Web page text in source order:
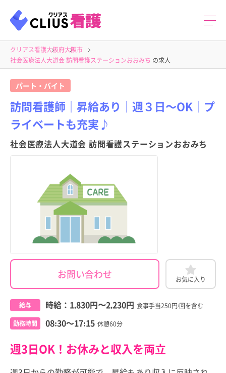
クリアス看護大阪府大阪市
社会医療法人大道会 訪問看護ステーションおおみち の求人
パート・バイト
訪問看護師｜昇給あり｜週３日～OK｜プ
ライベートも充実♪
社会医療法人大道会 訪問看護ステーションおおみち
お問い合わせ お気に入り
給与 時給： 1,830円〜2,230円 食事手当250円/回を含む
勤務時間 08:30～17:15 休憩60分
週3日OK！お休みと収入を両立